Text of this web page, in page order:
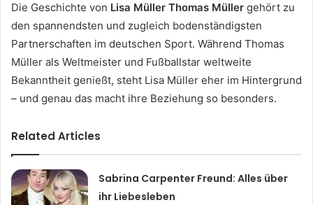
Die Geschichte von Lisa Müller Thomas Müller gehört zu
den spannendsten und zugleich bodenständigsten
Partnerschaften im deutschen Sport. Während Thomas
Müller als Weltmeister und Fußballstar weltweite
Bekanntheit genießt, steht Lisa Müller eher im Hintergrund
– und genau das macht ihre Beziehung so besonders.
Related Articles
Sabrina Carpenter Freund: Alles über
ihr Liebesleben